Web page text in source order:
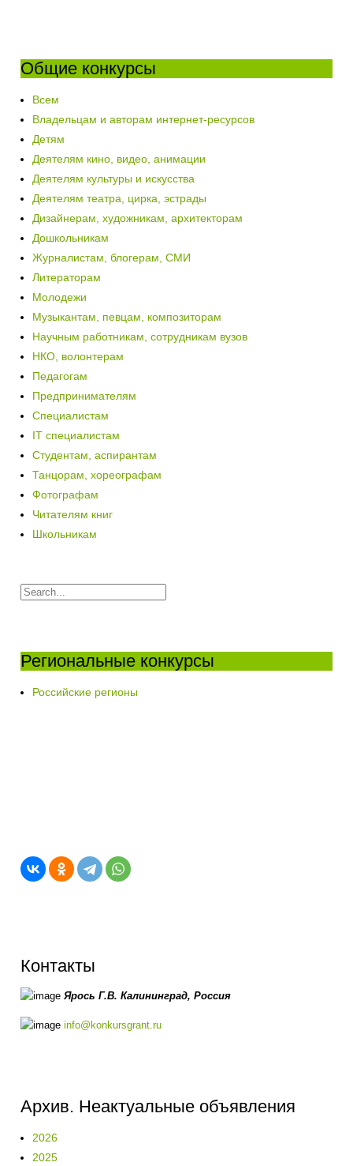
Общие конкурсы
Всем
Владельцам и авторам интернет-ресурсов
Детям
Деятелям кино, видео, анимации
Деятелям культуры и искусства
Деятелям театра, цирка, эстрады
Дизайнерам, художникам, архитекторам
Дошкольникам
Журналистам, блогерам, СМИ
Литераторам
Молодежи
Музыкантам, певцам, композиторам
Научным работникам, сотрудникам вузов
НКО, волонтерам
Педагогам
Предпринимателям
Специалистам
IT специалистам
Студентам, аспирантам
Танцорам, хореографам
Фотографам
Читателям книг
Школьникам
Региональные конкурсы
Российские регионы
Контакты
Ярось Г.В.Калининград,Россия
info@konkursgrant.ru
Архив. Неактуальные объявления
2026
2025